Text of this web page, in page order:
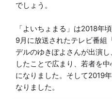
でしょう。
「よいちょまる」は2018年
9月に放送されたテレビ番組
デルのゆきぽよさんが出演
したことで広まり、若者を
になりました。そして2019